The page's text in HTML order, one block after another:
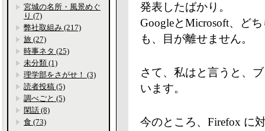
発表したばかり。
GoogleとMicrosoft、ど
も、目が離せません。
さて、私はと言うと、
います。
今のところ、Firefox に
宮城の名所・風景めぐ
り (7)
弊社取組み (217)
旅 (27)
時事ネタ (25)
未分類 (1)
理学部をさがせ！ (3)
読者投稿 (5)
調べごと (5)
閑話 (8)
食 (73)